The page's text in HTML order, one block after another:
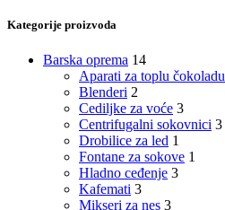
Kategorije proizvoda
Barska oprema 14
Aparati za toplu čokoladu
Blenderi 2
Cediljke za voće 3
Centrifugalni sokovnici 3
Drobilice za led 1
Fontane za sokove 1
Hladno ceđenje 3
Kafemati 3
Mikseri za nes 3